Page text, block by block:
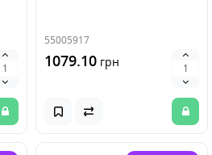
55005917
1079.10 грн